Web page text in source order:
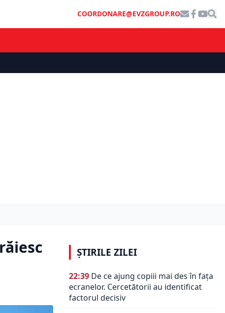
COORDONARE@EVZGROUP.RO
ȘTIRILE ZILEI
22:39 De ce ajung copiii mai des în fața
ecranelor. Cercetătorii au identificat
factorul decisiv